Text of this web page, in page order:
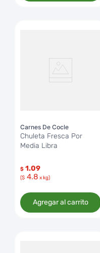
Carnes De Cocle
Chuleta Fresca Por
Media Libra
$ 1.09
($ 4.8 x kg)
Agregar al carrito